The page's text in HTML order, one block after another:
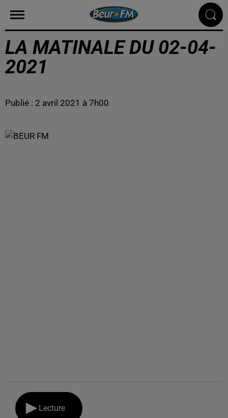
LA MATINALE DU 02-04-
2021
Publié : 2 avril 2021 à 7h00
Lecture